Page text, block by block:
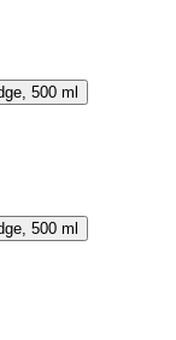
500 ml
500 ml